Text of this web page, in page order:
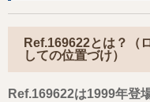
Ref.169622とは？（
しての位置づけ）
Ref.169622は1999年登